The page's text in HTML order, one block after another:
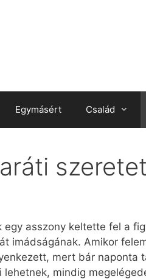
Egymásért Család
asszony keltette fel a
imádságának. Amikor
mert bár naponta
mindig